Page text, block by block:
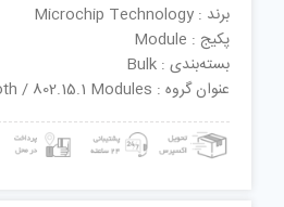
برند : Microchip Technology
پکیج : Module
بسته‌بندی : Bulk
عنوان گروه : Bluetooth / 802.15.1 Modules